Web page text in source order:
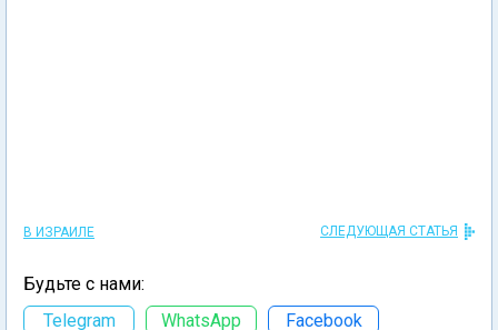
В ИЗРАИЛЕ СЛЕДУЮЩАЯ СТАТЬЯ
Будьте с нами:
Telegram
WhatsApp Facebook